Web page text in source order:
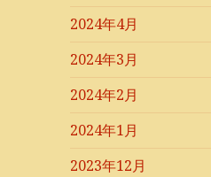
2024年4月
2024年3月
2024年2月
2024年1月
2023年12月